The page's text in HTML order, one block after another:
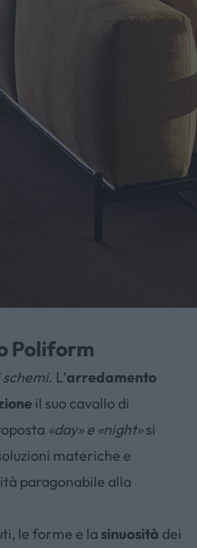
Poliform
. L’arredamento
il suo cavallo di
«day» e «night»si
materiche e
paragonabile alla
le forme e la sinuosità dei